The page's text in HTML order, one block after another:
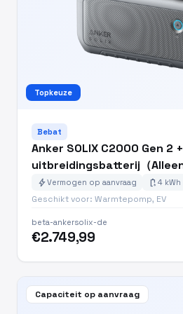
Topkeuze
Bebat
Anker SOLIX C2000 Gen 2 +
uitbreidingsbatterij（
boltVermogen op aanvraag battery_charging_full 4 kWh
Geschikt voor: Warmtepomp, EV
beta-ankersolix-de
€2.749,99
Capaciteit op aanvraag